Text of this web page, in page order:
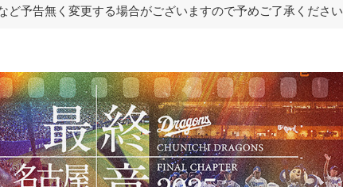
ど予告無く変更する場合がございますので予めご了承ください